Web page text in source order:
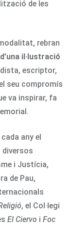
de les
rebran
il·lustració
escriptor,
seu compromís
va inspirar, fa
any el
diversos
i Justícia,
de Pau,
, el Col·legi
El Ciervo i Foc